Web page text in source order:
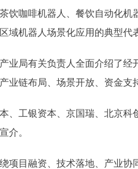
饮咖啡机器人、餐饮自动化
域机器人场景化应用的典型代
局有关负责人全面介绍了经
业链布局、场景开放、资金
工银资本、京国瑞、北京科
介。
目融资、技术落地、产业协